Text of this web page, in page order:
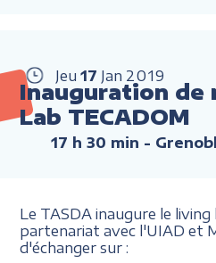
Jeu 17 Jan 2019
Inauguration de
Lab TECADOM
17 h 30 min -
Le TASDA inaugure le
partenariat avec l'UIAD et
d'échanger sur :